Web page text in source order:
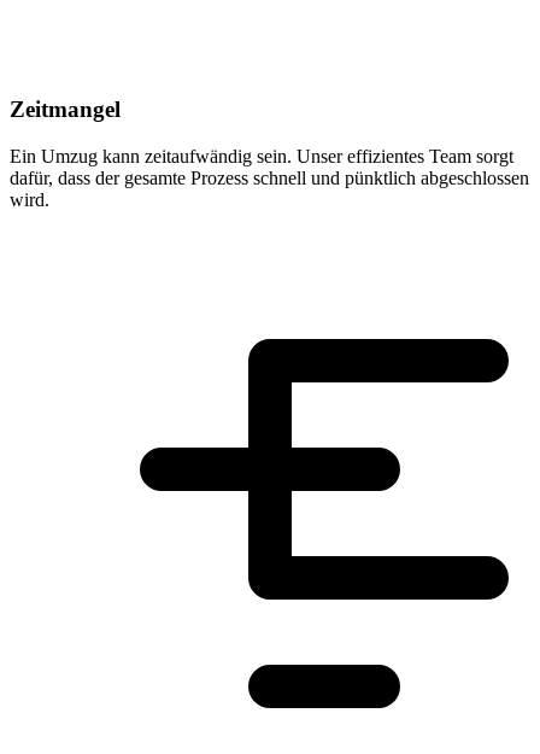
Zeitmangel
Ein Umzug kann zeitaufwändig sein. Unser effizientes Team sorgt
dafür, dass der gesamte Prozess schnell und pünktlich abgeschlossen
wird.